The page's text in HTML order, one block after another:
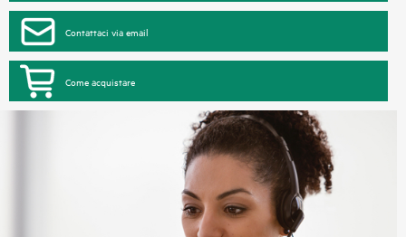
Contattaci via email
Come acquistare